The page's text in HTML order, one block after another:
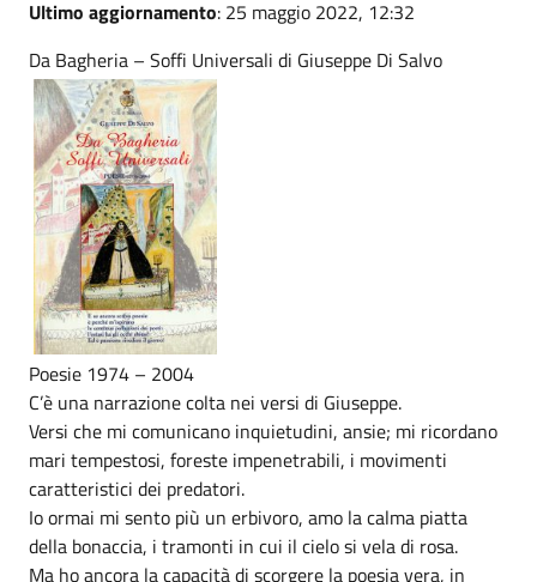
Ultimo aggiornamento: 25 maggio 2022, 12:32
Da Bagheria – Soffi Universali di Giuseppe Di Salvo
Poesie 1974 – 2004
C’è una narrazione colta nei versi di Giuseppe.
Versi che mi comunicano inquietudini, ansie; mi ricordano
mari tempestosi, foreste impenetrabili, i movimenti
caratteristici dei predatori.
Io ormai mi sento più un erbivoro, amo la calma piatta
della bonaccia, i tramonti in cui il cielo si vela di rosa.
Ma ho ancora la capacità di scorgere la poesia vera, in